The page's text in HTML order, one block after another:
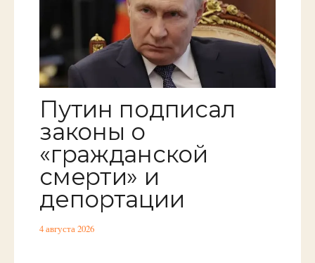
Путин подписал
законы о
«гражданской
смерти» и
депортации
4 августа 2026